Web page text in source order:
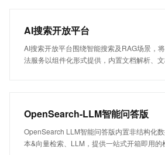
AI搜索开放平台
AI搜索开放平台围绕智能搜索及RAG场景，
法服务以组件化形式提供，内置文档解析、文
OpenSearch-LLM智能问答版
OpenSearch LLM智能问答版内置非结构化
本&向量检索、LLM，提供一站式开箱即用的